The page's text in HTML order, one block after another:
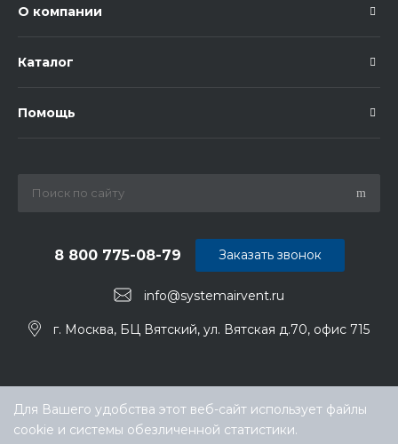
О компании
Каталог
Помощь
info@systemairvent.ru
8 800 775-08-79
г. Москва, БЦ Вятский, ул. Вятская д.70, офис 715
Заказать звонок
Для Вашего удобства этот веб-сайт использует файлы
cookie и системы обезличенной статистики.